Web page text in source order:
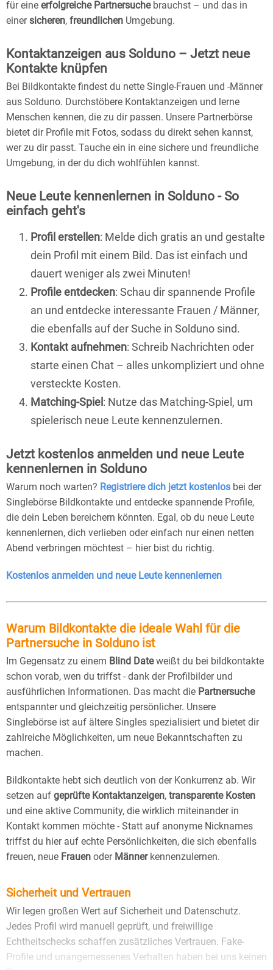
für eine erfolgreiche Partnersuchebrauchst – und das in
einer sicheren, freundlichen Umgebung.
Kontaktanzeigen aus Solduno – Jetzt neue
Kontakte knüpfen
Bei Bildkontakte findest du nette Single-Frauen und -Männer
aus Solduno. Durchstöbere Kontaktanzeigen und lerne
Menschen kennen, die zu dir passen. Unsere Partnerbörse
bietet dir Profile mit Fotos, sodass du direkt sehen kannst,
wer zu dir passt. Tauche ein in eine sichere und freundliche
Umgebung, in der du dich wohlfühlen kannst.
Neue Leute kennenlernen in Solduno - So
einfach geht's
Profil erstellen: Melde dich gratis an und gestalte
dein Profil mit einem Bild. Das ist einfach und
dauert weniger als zwei Minuten!
Profile entdecken: Schau dir spannende Profile
an und entdecke interessante Frauen / Männer,
die ebenfalls auf der Suche in Solduno sind.
Kontakt aufnehmen: Schreib Nachrichten oder
starte einen Chat – alles unkompliziert und ohne
versteckte Kosten.
Matching-Spiel : Nutze das Matching-Spiel, um
spielerisch neue Leute kennenzulernen.
Jetzt kostenlos anmelden und neue Leute
kennenlernen in Solduno
Warum noch warten? Registriere dich jetzt kostenlos bei der
Singlebörse Bildkontakte und entdecke spannende Profile,
die dein Leben bereichern könnten. Egal, ob du neue Leute
kennenlernen, dich verlieben oder einfach nur einen netten
Abend verbringen möchtest – hier bist du richtig.
Kostenlos anmelden und neue Leute kennenlernen
Warum Bildkontakte die ideale Wahl für die
Partnersuche in Solduno ist
Im Gegensatz zu einem Blind Dateweißt du bei bildkontakte
schon vorab, wen du triffst - dank der Profilbilder und
ausführlichen Informationen. Das macht die Partnersuche
entspannter und gleichzeitig persönlicher. Unsere
Singlebörse ist auf ältere Singles spezialisiert und bietet dir
zahlreiche Möglichkeiten, um neue Bekanntschaften zu
machen.
Bildkontakte hebt sich deutlich von der Konkurrenz ab. Wir
setzen auf geprüfte Kontaktanzeigen, transparente Kosten
und eine aktive Community, die wirklich miteinander in
Kontakt kommen möchte - Statt auf anonyme Nicknames
triffst du hier auf echte Persönlichkeiten, die sich ebenfalls
freuen, neue Frauen oder Männerkennenzulernen.
Sicherheit und Vertrauen
Wir legen großen Wert auf Sicherheit und Datenschutz.
Jedes Profil wird manuell geprüft, und freiwillige
Echtheitschecks schaffen zusätzliches Vertrauen. Fake-
Profile und unangemessenes Verhalten haben bei uns keinen